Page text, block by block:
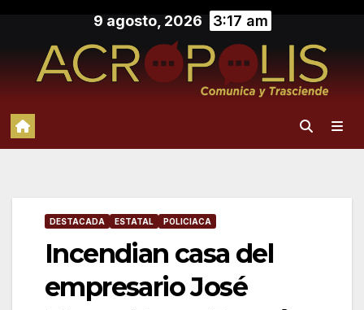
contenido
9 agosto, 2026 3:17 am
DESTACADA ESTATAL POLICIACA
Incendian casa del
empresario José